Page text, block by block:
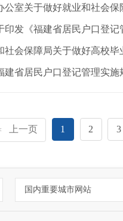
公室关于做好就业和社会
印发《福建省居民户口登记
社会保障局关于做好高校
建省居民户口登记管理实施
上一页 1 2 3
国内重要城市网站